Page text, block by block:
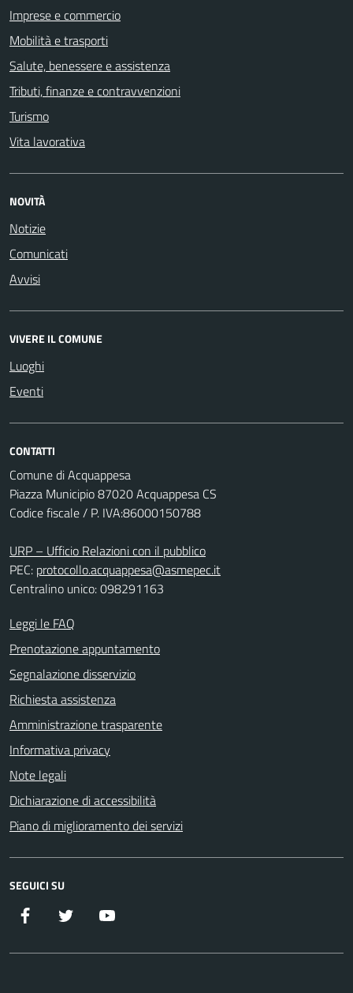
Imprese e commercio
Mobilità e trasporti
Salute, benessere e assistenza
Tributi, finanze e contravvenzioni
Turismo
Vita lavorativa
NOVITÀ
Notizie
Comunicati
Avvisi
VIVERE IL COMUNE
Luoghi
Eventi
CONTATTI
Comune di Acquappesa
Piazza Municipio 87020 Acquappesa CS
Codice fiscale / P. IVA:86000150788
URP – Ufficio Relazioni con il pubblico
PEC: protocollo.acquappesa@asmepec.it
Centralino unico: 098291163
Leggi le FAQ
Prenotazione appuntamento
Segnalazione disservizio
Richiesta assistenza
Amministrazione trasparente
Informativa privacy
Note legali
Dichiarazione di accessibilità
Piano di miglioramento dei servizi
SEGUICI SU
Facebook Twitter